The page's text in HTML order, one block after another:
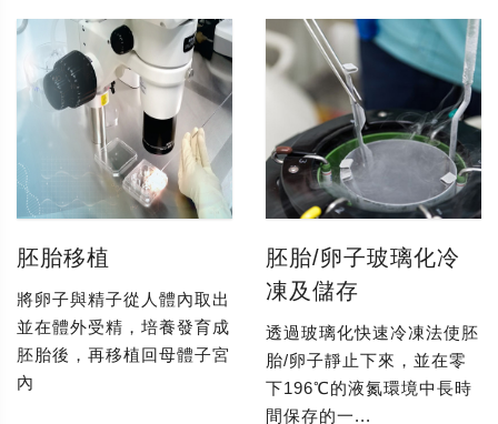
胚胎移植
將卵子與精子從人體內取出
並在體外受精，培養發育成
胚胎後，再移植回母體子宮
內
胚胎/卵子玻璃化冷
凍及儲存
透過玻璃化快速冷凍法使胚
胎/卵子靜止下來，並在零
下196℃的液氮環境中長時
間保存的一...